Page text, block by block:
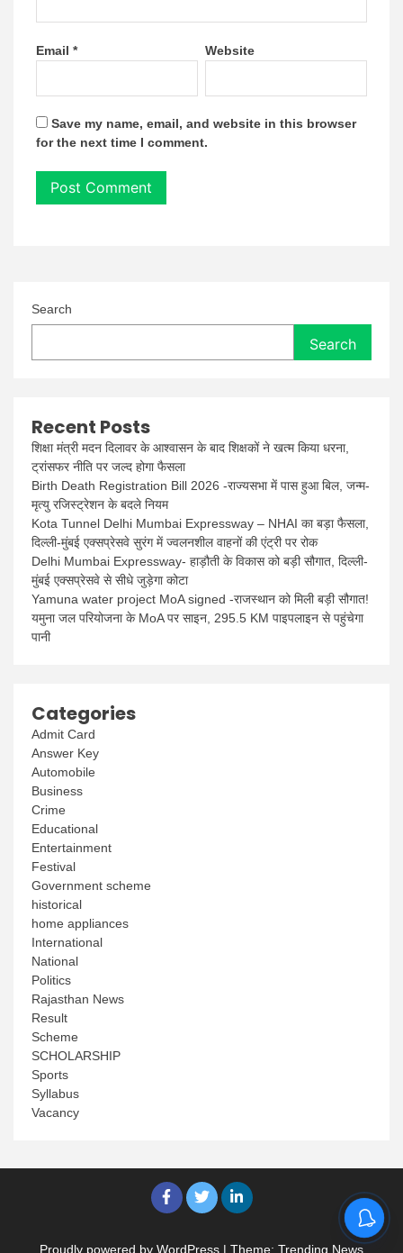
Email * Website
Save my name, email, and website in this browser
for the next time I comment.
Search
Search
Recent Posts
शिक्षा मंत्री मदन दिलावर के आश्वासन के बाद शिक्षकों ने खत्म किया धरना,
ट्रांसफर नीति पर जल्द होगा फैसला
Birth Death Registration Bill 2026 -राज्यसभा में पास हुआ बिल, जन्म-
मृत्यु रजिस्ट्रेशन के बदले नियम
Kota Tunnel Delhi Mumbai Expressway – NHAI का बड़ा फैसला,
दिल्ली-मुंबई एक्सप्रेसवे सुरंग में ज्वलनशील वाहनों की एंट्री पर रोक
Delhi Mumbai Expressway- हाड़ौती के विकास को बड़ी सौगात, दिल्ली-
मुंबई एक्सप्रेसवे से सीधे जुड़ेगा कोटा
Yamuna water project MoA signed -राजस्थान को मिली बड़ी सौगात!
यमुना जल परियोजना के MoA पर साइन, 295.5 KM पाइपलाइन से पहुंचेगा
पानी
Categories
Admit Card
Answer Key
Automobile
Business
Crime
Educational
Entertainment
Festival
Government scheme
historical
home appliances
International
National
Politics
Rajasthan News
Result
Scheme
SCHOLARSHIP
Sports
Syllabus
Vacancy
Proudly powered by WordPress | Theme: Trending News